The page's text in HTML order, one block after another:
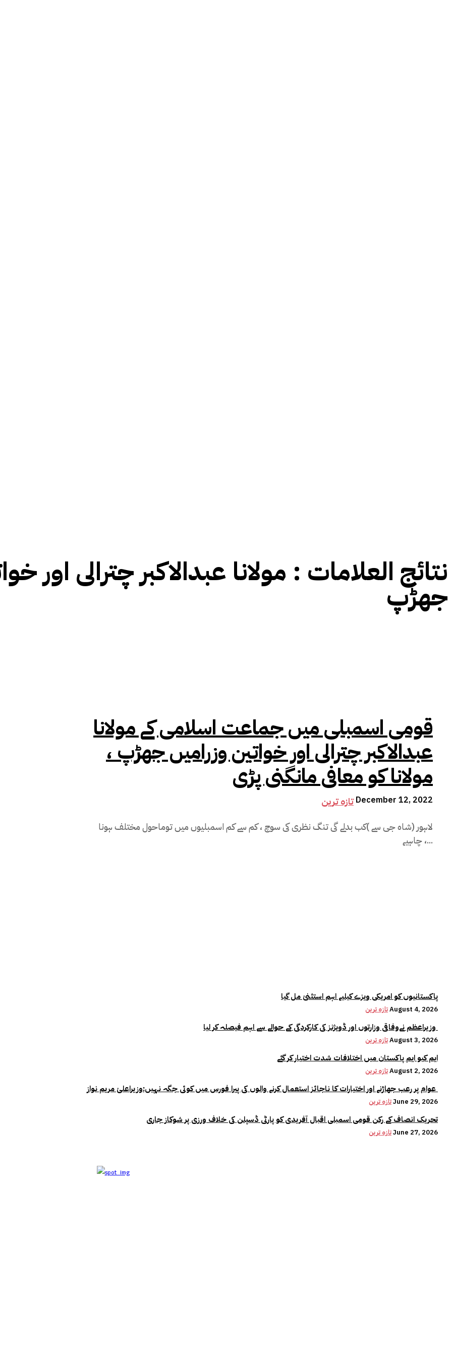
نتائج العلامات : مولانا عبدالاکبر چترالی اور
جھڑپ
قومی اسمبلی میں جماعت اسلامی کے مولانا
عبدالاکبر چترالی اور خواتین وزرامیں جھڑپ ،
مولانا کو معافی مانگنی پڑی
تازہ ترین December 12, 2022
لاہور (شاہ جی سے )کب بدلے گی تنگ نظری کی سوچ ، کم سے کم اسمبلیوں میں توماحول مختلف ہونا
چاہیے ،...
پاکستانیوں کو امریکی ویزے کیلیے اہم استثنیٰ مل گیا
تازہ ترینAugust 4, 2026
تازہ ترینAugust 3, 2026
ایم کیو ایم پاکستان میں اختلافات شدت اختیار کر گئے
تازہ ترینAugust 2, 2026
تازہ ترینJune 29, 2026
تحریک انصاف کے رکن قومی اسمبلی اقبال آفریدی کو پارٹی ڈسپلن کی خلاف ورزی پر شوکاز جاری
تازہ ترینJune 27, 2026